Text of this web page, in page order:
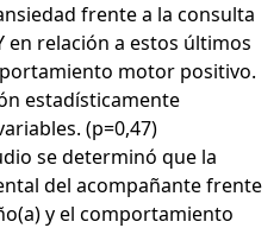
frente a la consulta
en relación a estos últimos
motor positivo.
estadísticamente
(p=0,47)
se determinó que la
del acompañante frente
y el comportamiento